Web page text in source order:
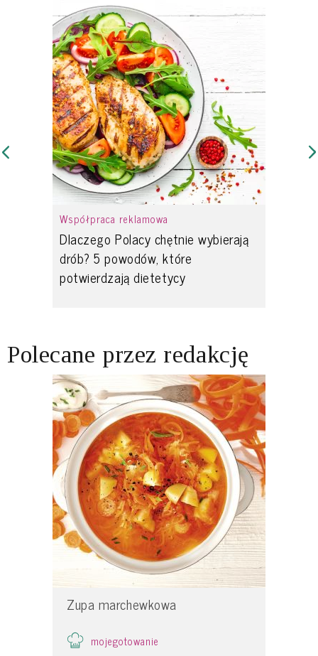
Współpraca reklamowa
Dlaczego Polacy chętnie wybierają
drób? 5 powodów, które
potwierdzają dietetycy
Polecane przez redakcję
Zupa marchewkowa
mojegotowanie